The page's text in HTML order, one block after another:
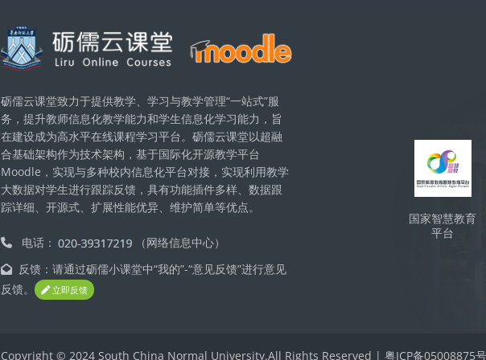
Блоки
砺儒云课堂致力于提供教学、学习与教学管理“一站式”服
务，提升教师信息化教学能力和学生信息化学习能力，旨
在建设成为高水平在线课程学习平台。砺儒云课堂以超融
合基础架构作为技术架构，基于国际化开源教学平台
Moodle，实现与多种校内信息化平台对接，实现利用教学
大数据对学生进行跟踪反馈，具有功能插件多样、数据跟
踪详细、开源式、扩展性能优异、维护简单等优点。
电话：
（网络信息中心）
反馈：请通过砺儒小课堂中“我的”-“意见反馈”进行意见
反馈。
立即反馈
Блоки
国家智慧教育
平台
Copyright © 2024 South China Normal University.All Rights Reserved | 粤ICP备05008875号